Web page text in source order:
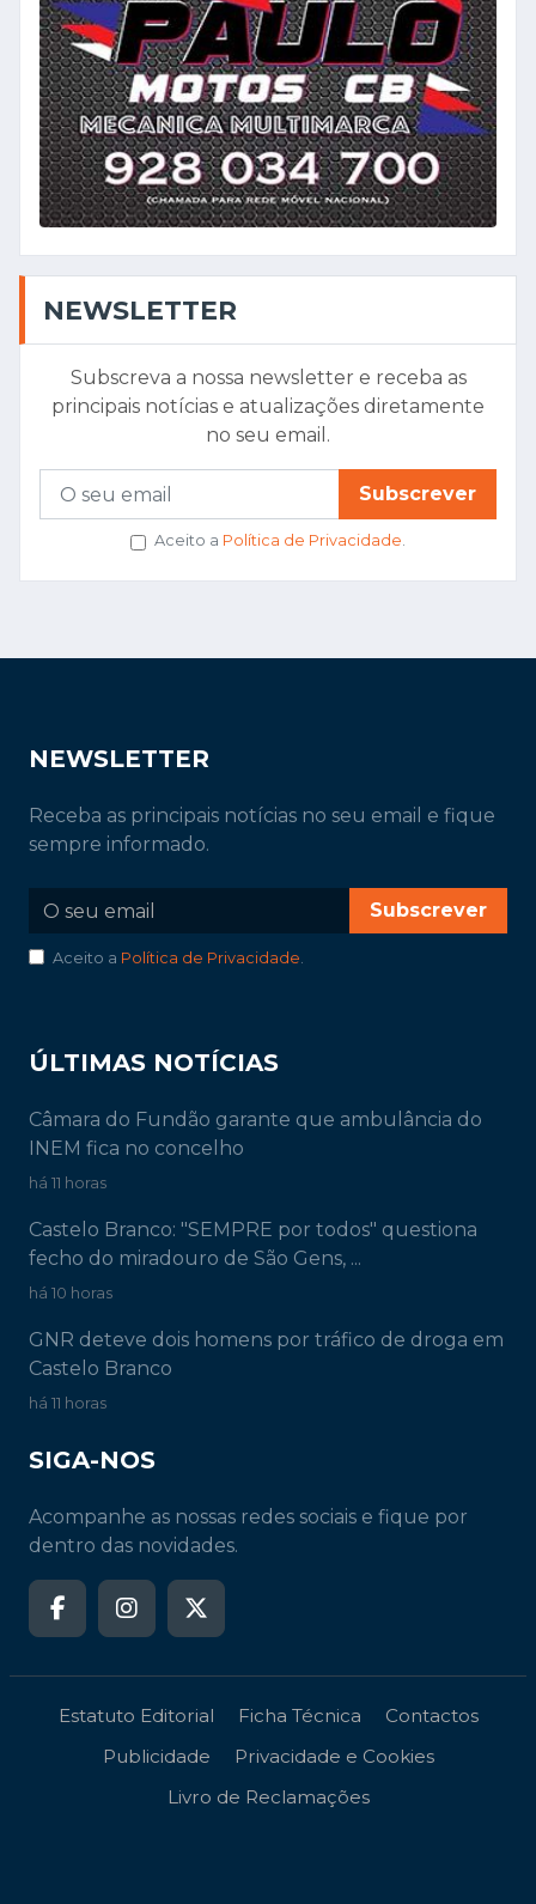
NEWSLETTER
Subscreva a nossa newsletter e receba as
principais notícias e atualizações diretamente
no seu email.
Subscrever
Aceito a Política de Privacidade.
NEWSLETTER
Receba as principais notícias no seu email e fique
sempre informado.
Subscrever
Aceito a Política de Privacidade.
ÚLTIMAS NOTÍCIAS
Câmara do Fundão garante que ambulância do
INEM fica no concelho
há 11 horas
Castelo Branco: "SEMPRE por todos" questiona
fecho do miradouro de São Gens, ...
há 10 horas
GNR deteve dois homens por tráfico de droga em
Castelo Branco
há 11 horas
SIGA-NOS
Acompanhe as nossas redes sociais e fique por
dentro das novidades.
Estatuto Editorial Ficha Técnica
Contactos
Publicidade
Privacidade e Cookies
Livro de Reclamações